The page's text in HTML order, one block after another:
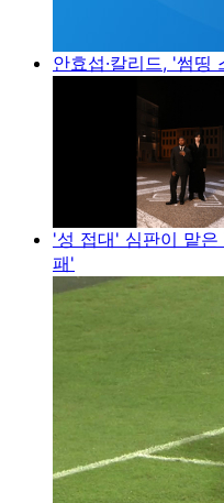
안효섭·칼리드, '썸띵
'성 접대' 심판이 맡
패'